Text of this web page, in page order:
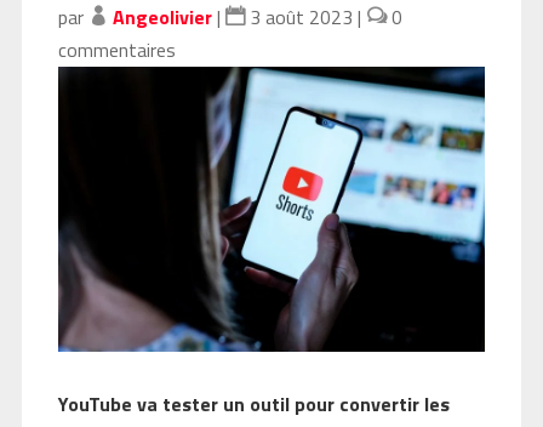
par Angeolivier| 3 août 2023 |
0
commentaires
YouTube va tester un outil pour convertir les